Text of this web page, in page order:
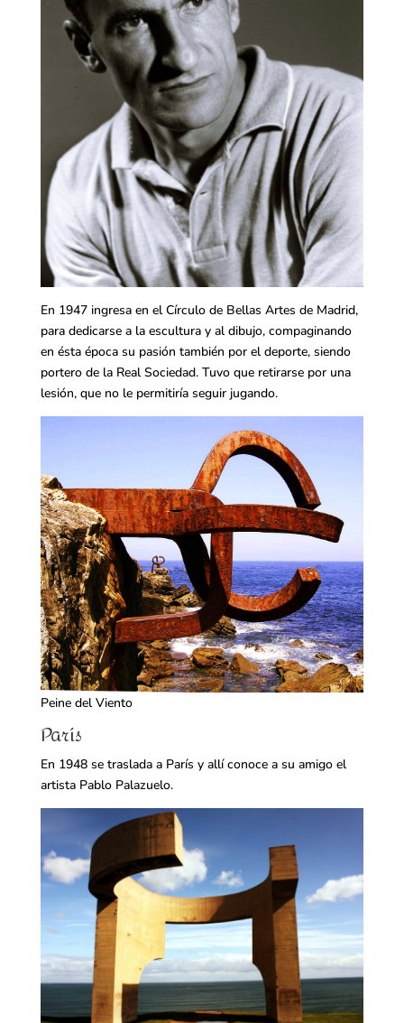
En 1947 ingresa en el Círculo de Bellas Artes de Madrid,
para dedicarse a la escultura y al dibujo, compaginando
en ésta época su pasión también por el deporte, siendo
portero de la Real Sociedad. Tuvo que retirarse por una
lesión, que no le permitiría seguir jugando.
Peine del Viento
París
En 1948 se traslada a París y allí conoce a su amigo el
artista Pablo Palazuelo.